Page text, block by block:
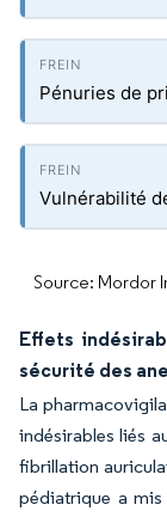
Pénuries de
Vulnérabilité
Source: Mordor
Effets
sécurité des
La
indésirables liés
fibrillation
pédiatrique a mis